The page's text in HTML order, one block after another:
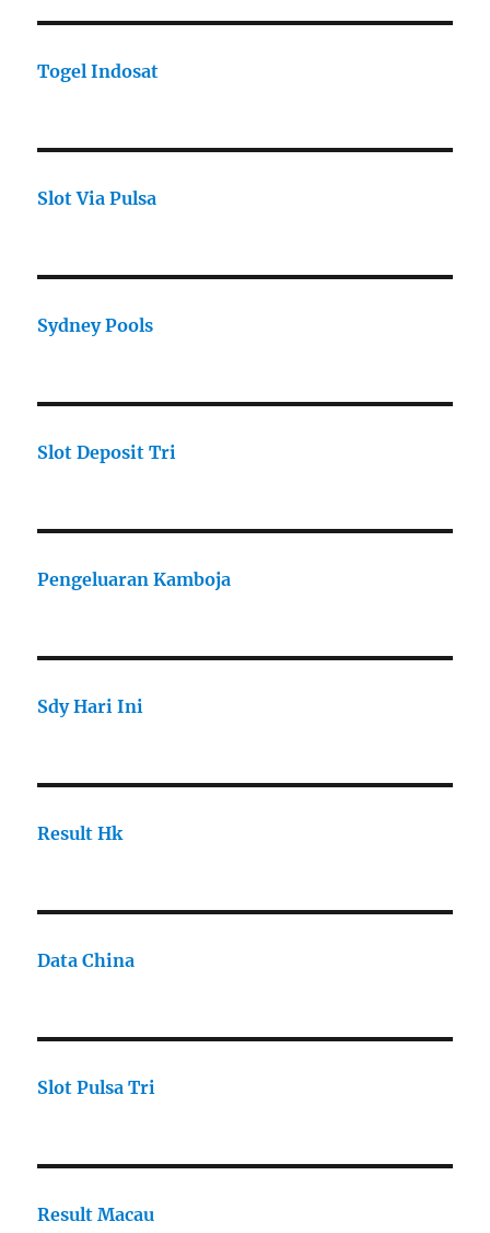
Togel Indosat
Slot Via Pulsa
Sydney Pools
Slot Deposit Tri
Pengeluaran Kamboja
Sdy Hari Ini
Result Hk
Data China
Slot Pulsa Tri
Result Macau